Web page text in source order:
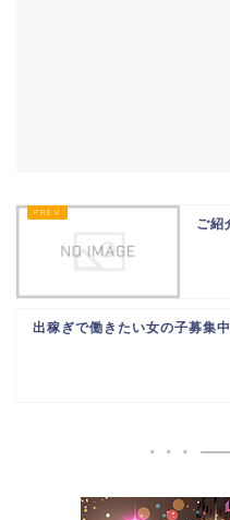
ご紹
出稼ぎで働きたい女の子募集中